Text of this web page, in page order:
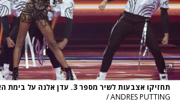
תחזיקו אצבעות לשיר מספר 3. עדן אלנה על בימת האירוויזיון
/ ANDRES PUTTING